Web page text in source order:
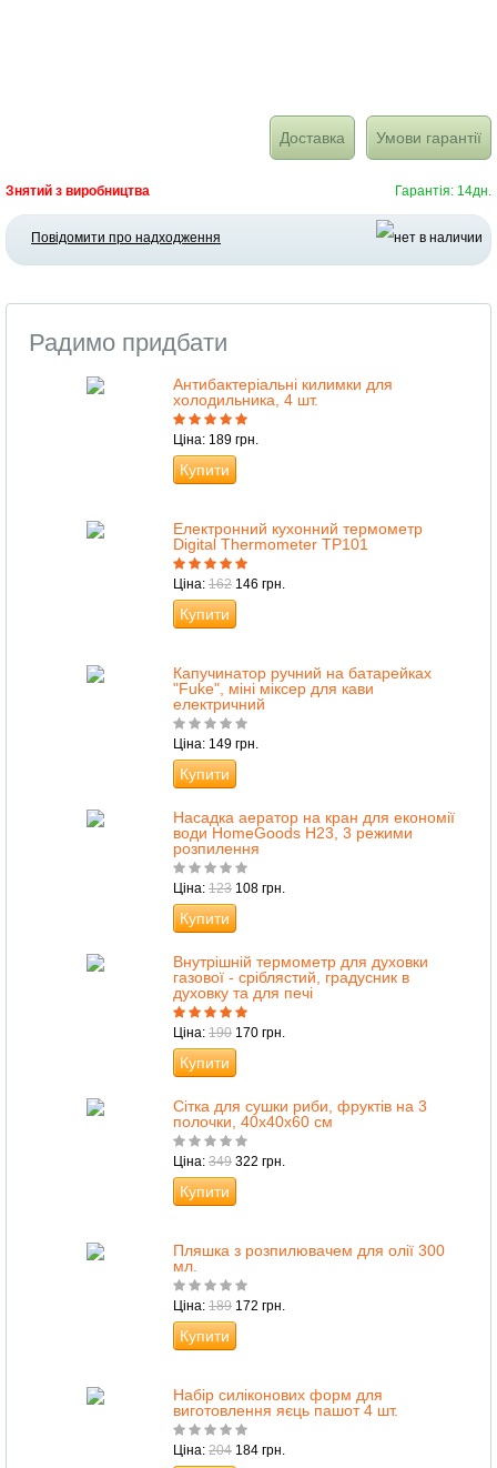
Доставка Умови гарантії
Знятий з виробництва Гарантія: 14дн.
Повідомити про надходження
Радимо придбати
Антибактеріальні килимки для
холодильника, 4 шт.
Ціна: 189 грн.
Купити
Електронний кухонний термометр
Digital Thermometer TP101
Ціна: 162 146 грн.
Купити
Капучинатор ручний на батарейках
"Fuke", міні міксер для кави
електричний
Ціна: 149 грн.
Купити
Насадка аератор на кран для економії
води HomeGoods H23, 3 режими
розпилення
Ціна: 123 108 грн.
Купити
Внутрішній термометр для духовки
газової - сріблястий, градусник в
духовку та для печі
Ціна: 190 170 грн.
Купити
Сітка для сушки риби, фруктів на 3
полочки, 40х40х60 см
Ціна: 349 322 грн.
Купити
Пляшка з розпилювачем для олії 300
мл.
Ціна: 189 172 грн.
Купити
Набір силіконових форм для
виготовлення яєць пашот 4 шт.
Ціна: 204 184 грн.